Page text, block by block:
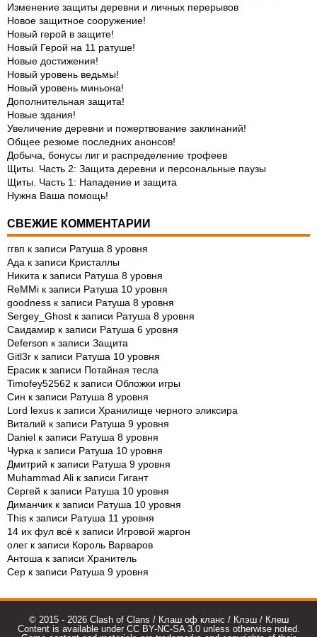
Изменение защиты деревни и личных перерывов
Новое защитное сооружение!
Новый герой в защите!
Новый Герой на 11 ратуше!
Новые достижения!
Новый уровень ведьмы!
Новый уровень миньона!
Дополнительная защита!
Новые здания!
Увеличение деревни и пожертвование заклинаний!
Общее резюме последних анонсов!
Добыча, бонусы лиг и распределение трофеев
Щиты. Часть 2: Защита деревни и персональные паузы
Щиты. Часть 1: Нападение и защита
Нужна Ваша помощь!
СВЕЖИЕ КОММЕНТАРИИ
ггвп к записи Ратуша 8 уровня
Ада к записи Кристаллы
Никита к записи Ратуша 8 уровня
ReMMi к записи Ратуша 10 уровня
goodness к записи Ратуша 8 уровня
Sergey_Ghost к записи Ратуша 8 уровня
Саидамир к записи Ратуша 6 уровня
Deferson к записи Защита
Gitl3r к записи Ратуша 10 уровня
Ерасик к записи Потайная тесла
Timofey52562 к записи Обложки игры
Син к записи Ратуша 8 уровня
Lord lexus к записи Хранилище черного эликсира
Виталий к записи Ратуша 9 уровня
Daniel к записи Ратуша 8 уровня
Чурка к записи Ратуша 10 уровня
Дмитрий к записи Ратуша 9 уровня
Muhammad Ali к записи Гигант
Сергей к записи Ратуша 10 уровня
Диманчик к записи Ратуша 10 уровня
This к записи Ратуша 11 уровня
14 их фул всё к записи Игровой жаргон
олег к записи Король Варваров
Антоша к записи Хранитель
Сер к записи Ратуша 9 уровня
© 2015 - 2026 Clash of Clans / Клаш оф кланс / Клэш / Клеш
Content is available under CC BY-NC-SA 3.0 unless otherwise noted.